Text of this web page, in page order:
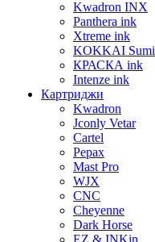
Kwadron INX
Panthera ink
Xtreme ink
KOKKAI Sumi
КРАСКА ink
Intenze ink
Картриджи
Kwadron
Jconly Vetar
Cartel
Pepax
Mast Pro
WJX
CNC
Cheyenne
Dark Horse
EZ & INKin